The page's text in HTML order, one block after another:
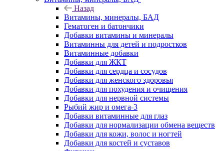
Назад
Витамины, минералы, БАД
Гематоген и батончики
Добавки витамины и минералы
Витаминны для детей и подростков
Витаминные добавки
Добавки для ЖКТ
Добавки для сердца и сосудов
Добавки для женского здоровья
Добавки для похудения и очищения
Добавки для нервной системы
Рыбий жир и омега-3
Добавки витаминные для глаз
Добавки для нормализации обмена веществ
Добавки для кожи, волос и ногтей
Добавки для костей и суставов